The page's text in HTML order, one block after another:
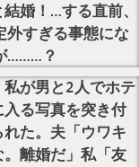
婚！…する直前、
外すぎる事態にな
………？
私が男と2人でホテ
入る写真を突き付
れた。夫「ウワキ
。離婚だ」私「友